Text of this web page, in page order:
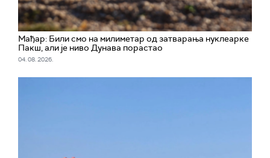
Мађар: Били смо на милиметар од затварања нуклеарке
Пакш, али је ниво Дунава порастао
04. 08. 2026.